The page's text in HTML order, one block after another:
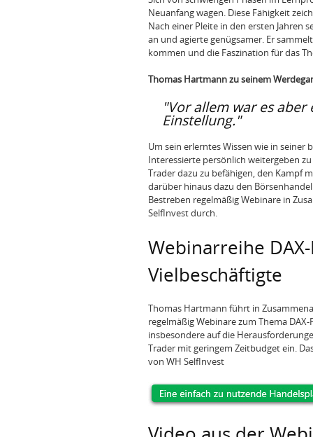
Neuanfang wagen. Diese Fähigkeit
Nach einer Pleite in den ersten Jahren
an und agierte genügsamer. Er
kommen und die Faszination für das
Thomas Hartmann zu seinem
"Vor allem war es
Einstellung."
Um sein erlerntes Wissen wie in
Interessierte persönlich weitergeben
Trader dazu zu befähigen, den Kampf
darüber hinaus dazu den
Bestreben regelmäßig Webinare in
SelfInvest durch.
Webinarreihe
Vielbeschäftigte
Thomas Hartmann führt in
regelmäßig Webinare zum Thema
insbesondere auf die
Trader mit geringem Zeitbudget ein.
von WH SelfInvest